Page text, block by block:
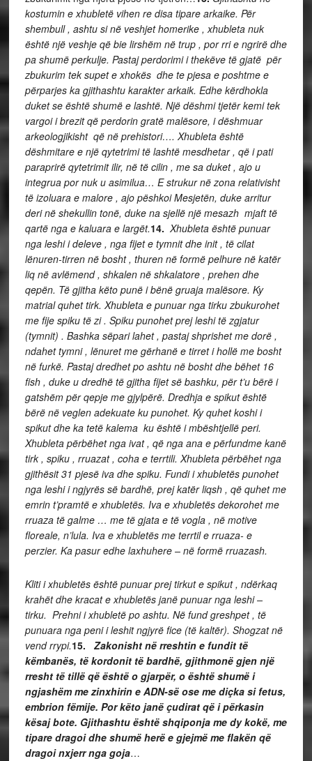
kostumin e xhubletë vihen re disa tipare arkaike. Për
shembull , ashtu si në veshjet homerike , xhubleta nuk
është një veshje që bie lirshëm në trup , por rri e ngrirë dhe
pa shumë perkulje. Pastaj perdorimi i thekëve të gjatë për
zbukurim tek supet e xhokës dhe te pjesa e poshtme e
përparjes ka gjithashtu karakter arkaik. Edhe kërdhokla
duket se është shumë e lashtë. Një dëshmi tjetër kemi tek
vargoi i brezit që perdorin gratë malësore, i dëshmuar
arkeologjikisht që në prehistori…. Xhubleta është
dëshmitare e një qytetrimi të lashtë mesdhetar , që i pati
paraprirë qytetrimit ilir, në të cilin , me sa duket , ajo u
integrua por nuk u asimilua… E strukur në zona relativisht
të izoluara e malore , ajo pëshkoi Mesjetën, duke arritur
deri në shekullin tonë, duke na sjellë një mesazh mjaft të
qartë nga e kaluara e largët.14. Xhubleta është punuar
nga leshi i deleve , nga fijet e tymnit dhe init , të cilat
lënuren-tirren në bosht , thuren në formë pelhure në katër
liq në avlëmend , shkalen në shkalatore , prehen dhe
qepën. Të gjitha këto punë i bënë gruaja malësore. Ky
matrial quhet tirk. Xhubleta e punuar nga tirku zbukurohet
me fije spiku të zi . Spiku punohet prej leshi të zgjatur
(tymnit) . Bashka sëpari lahet , pastaj shprishet me dorë ,
ndahet tymni , lënuret me gërhanë e tirret i hollë me bosht
në furkë. Pastaj dredhet po ashtu në bosht dhe bëhet 16
fish , duke u dredhë të gjitha fijet së bashku, për t’u bërë i
gatshëm për qepje me gjylpërë. Dredhja e spikut është
bërë në veglen adekuate ku punohet. Ky quhet koshi i
spikut dhe ka tetë kalema ku është i mbështjellë peri.
Xhubleta përbëhet nga ivat , që nga ana e përfundme kanë
tirk , spiku , rruazat , coha e terrtili. Xhubleta përbëhet nga
gjithësit 31 pjesë iva dhe spiku. Fundi i xhubletës punohet
nga leshi i ngjyrës së bardhë, prej katër liqsh , që quhet me
emrin t’pramtë e xhubletës. Iva e xhubletës dekorohet me
rruaza të galme … me të gjata e të vogla , në motive
floreale, n’lula. Iva e xhubletës me terrtil e rruaza- e
perzier. Ka pasur edhe laxhuhere – në formë rruazash.
Kliti i xhubletës është punuar prej tirkut e spikut , ndërkaq
krahët dhe kracat e xhubletës janë punuar nga leshi –
tirku. Prehni i xhubletë po ashtu. Në fund greshpet , të
punuara nga peni i leshit ngjyrë fice (të kaltër). Shogzat në
vend rrypi.15. Zakonisht në rreshtin e fundit të
këmbanës, të kordonit të bardhë, gjithmonë gjen një
rresht të tillë që është o gjarpër, o është shumë i
ngjashëm me zinxhirin e ADN-së ose me diçka si fetus,
embrion fëmije. Por këto janë çudirat që i përkasin
kësaj bote. Gjithashtu është shqiponja me dy kokë, me
tipare dragoi dhe shumë herë e gjejmë me flakën që
dragoi nxjerr nga goja…